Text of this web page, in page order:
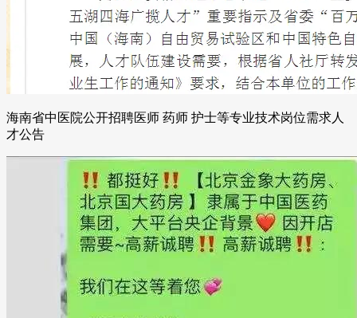
海南省中医院公开招聘医师 药师 护士等专业技术岗位需求人
才公告